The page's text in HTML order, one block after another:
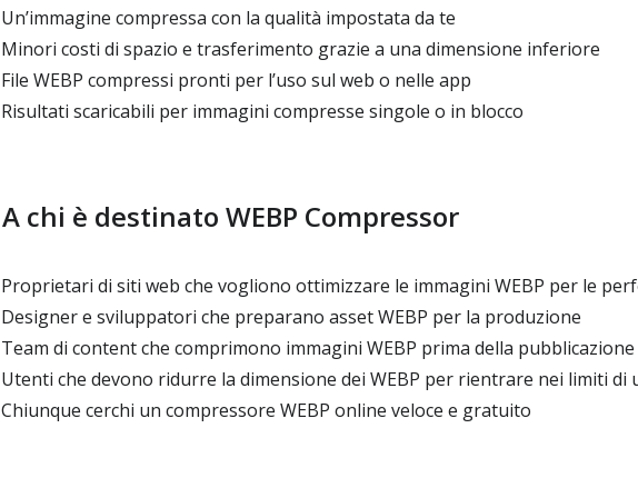
Un’immagine compressa con la qualità impostata da te
Minori costi di spazio e trasferimento grazie a una dimensione inferiore
File WEBP compressi pronti per l’uso sul web o nelle app
Risultati scaricabili per immagini compresse singole o in blocco
A chi è destinato WEBP Compressor
Proprietari di siti web che vogliono ottimizzare le immagini WEBP per le
Designer e sviluppatori che preparano asset WEBP per la produzione
Team di content che comprimono immagini WEBP prima della pubblicazione
Utenti che devono ridurre la dimensione dei WEBP per rientrare nei limiti di
Chiunque cerchi un compressore WEBP online veloce e gratuito